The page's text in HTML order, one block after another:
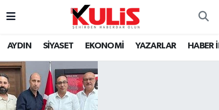
AYDIN SİYASET EKONOMİ YAZARLAR HABER